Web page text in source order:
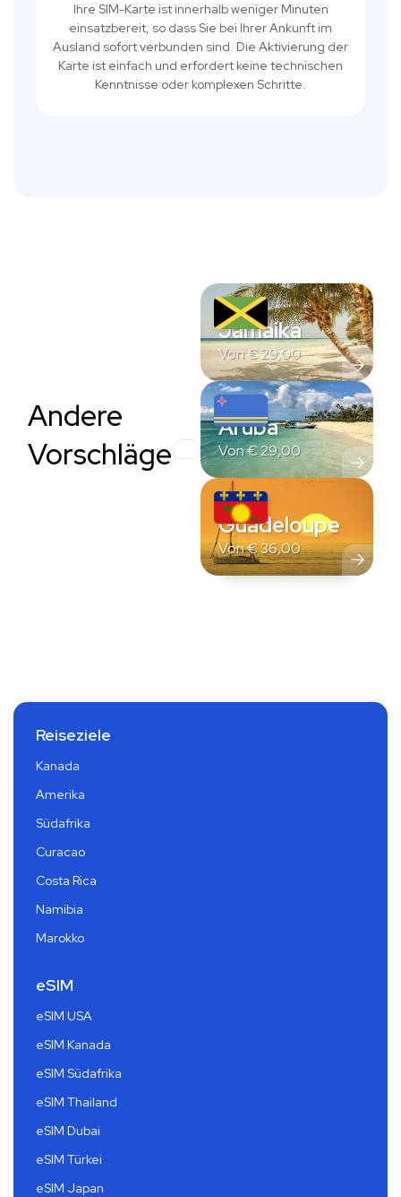
Ihre SIM-Karte ist innerhalb weniger Minuten
einsatzbereit, so dass Sie bei Ihrer Ankunft im
Ausland sofort verbunden sind. Die Aktivierung der
Karte ist einfach und erfordert keine technischen
Kenntnisse oder komplexen Schritte.
Andere
Vorschläge
Jamaika
Von€29,00
Aruba
Von€29,00
Guadeloupe
Von€36,00
Reiseziele
Kanada
Amerika
Südafrika
Curacao
Costa Rica
Namibia
Marokko
eSIM
eSIM USA
eSIM Kanada
eSIM Südafrika
eSIM Thailand
eSIM Dubai
eSIM Türkei
eSIM Japan